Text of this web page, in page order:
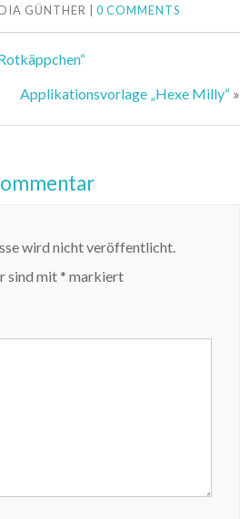
GÜNTHER |0 COMMENTS
Applikationsvorlage „Hexe Milly“»
wird nicht veröffentlicht.
sind mit* markiert